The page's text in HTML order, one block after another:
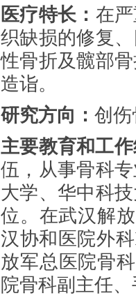
医疗特长： 在
织缺损的修复
性骨折及髋部
造诣。
研究方向 ： 创
主要教育和工
伍，从事骨科
大学、华中科
位。在武汉解
汉协和医院外
放军总医院骨
院骨科副主任